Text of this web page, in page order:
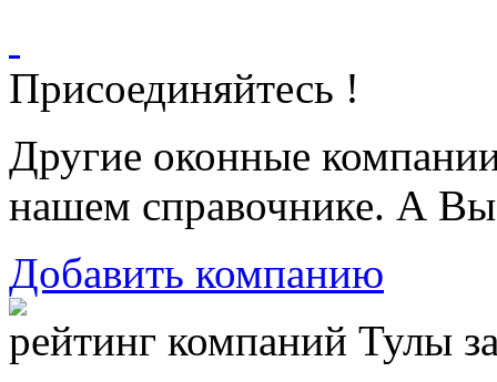
Присоединяйтесь !
Другие оконные
нашем справочнике. А
Добавить компанию
рейтинг компаний Тулы